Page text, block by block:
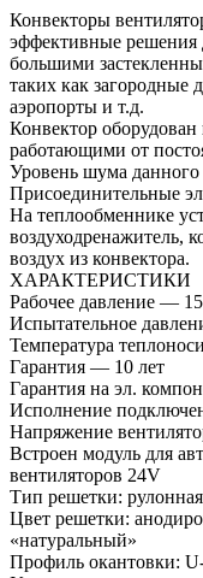
Конвекторы
эффективные решения
большими
таких как загородные
аэропорты и т.д.
Конвектор
работающими от
Уровень шума
Присоединительные
На теплообменнике
воздуходренажитель,
воздух из конвектора.
ХАРАКТЕРИСТИКИ
Рабочее давление —
Испытательное
Температура
Гарантия — 10 лет
Гарантия на эл.
Исполнение
Напряжение
Встроен модуль для
вентиляторов 24V
Тип решетки: рулонная
Цвет решетки:
«натуральный»
Профиль окантовки: